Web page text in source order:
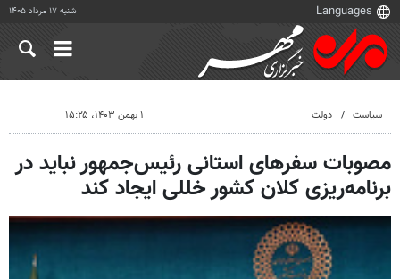
شنبه ۱۷ مرداد ۱۴۰۵
سیاست دولت ۱ بهمن ۱۴۰۳، ۱۵:۲۵
مصوبات سفرهای استانی رئیس‌جمهور نباید در
برنامه‌ریزی کلان کشور خللی ایجاد کند